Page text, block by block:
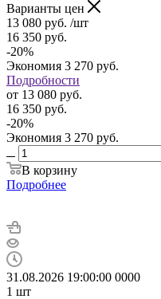
Варианты цен
13 080 руб. /шт
16 350 руб.
-20%
Экономия 3 270 руб.
Подробности
от 13 080 руб.
16 350 руб.
-20%
Экономия 3 270 руб.
В корзину
Подробнее
31.08.2026 19:00:00 0000
1 шт